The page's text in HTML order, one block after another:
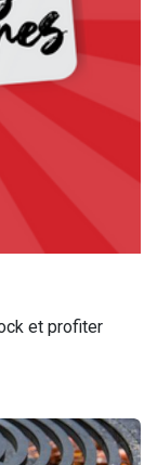
et profiter